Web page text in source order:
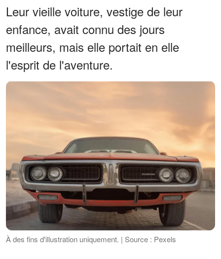
Leur vieille voiture, vestige de leur
enfance, avait connu des jours
meilleurs, mais elle portait en elle
l'esprit de l'aventure.
À des fins d'illustration uniquement. | Source : Pexels